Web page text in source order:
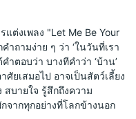
แต่งเพลง "Let Me Be Your
ำถามง่าย ๆ ว่า ‘ในวันที่เรา
ำตอบว่า บางทีคำว่า ‘บ้าน’
ยเสมอไป อาจเป็นสัตว์เลี้ยง
สบายใจ รู้สึกถึงความ
จากทุกอย่างที่โลกข้างนอก